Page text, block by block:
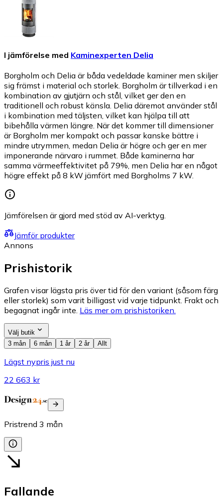
I jämförelse med Kaminexperten Delia
Borgholm och Delia är båda vedeldade kaminer men skiljer
sig främst i material och storlek. Borgholm är tillverkad i en
kombination av gjutjärn och stål, vilket ger den en
traditionell och robust känsla. Delia däremot använder stål
i kombination med täljsten, vilket kan hjälpa till att
bibehålla värmen längre. När det kommer till dimensioner
är Borgholm mer kompakt och passar kanske bättre i
mindre utrymmen, medan Delia är högre och ger en mer
imponerande närvaro i rummet. Både kaminerna har
samma värmeeffektivitet på 79%, men Delia har en något
högre effekt på 8 kW jämfört med Borgholms 7 kW.
Jämförelsen är gjord med stöd av AI-verktyg.
Jämför produkter
Annons
Prishistorik
Grafen visar lägsta pris över tid för den variant (såsom färg
eller storlek) som varit billigast vid varje tidpunkt. Frakt och
begagnat ingår inte. Läs mer om prishistoriken.
Välj butik
3 mån
6 mån 1 år 2 år Allt
Lägst nypris just nu
22 663 kr
Pristrend 3 mån
Fallande